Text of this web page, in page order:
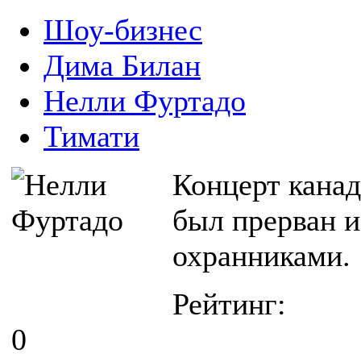
Шоу-бизнес
Дима Билан
Нелли Фуртадо
Тимати
Концерт
был прерван
охранниками.
Рейтинг:
0